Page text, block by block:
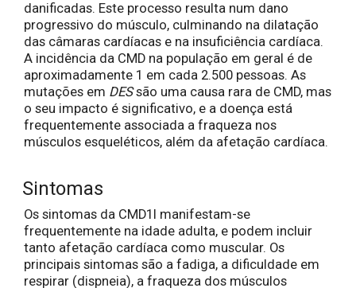
danificadas. Este processo resulta num dano
progressivo do músculo, culminando na dilatação
das câmaras cardíacas e na insuficiência cardíaca.
A incidência da CMD na população em geral é de
aproximadamente 1 em cada 2.500 pessoas. As
mutações em DESsão uma causa rara de CMD, mas
o seu impacto é significativo, e a doença está
frequentemente associada a fraqueza nos
músculos esqueléticos, além da afetação cardíaca.
Sintomas
Os sintomas da CMD1I manifestam-se
frequentemente na idade adulta, e podem incluir
tanto afetação cardíaca como muscular. Os
principais sintomas são a fadiga, a dificuldade em
respirar (dispneia), a fraqueza dos músculos